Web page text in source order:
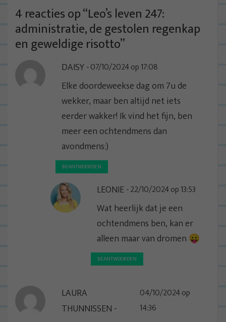
t
n
a
i
g
4 reacties op “Leo’s leven 247:
administratie, de gestolen regenkap
en geweldige risotto”
DAISY 07/10/2024 op 17:08
Elke doordeweekse dag om 7u de
wekker, maar ben altijd net iets
eerder wakker! Ik vind het fijn, ben
meer een ochtendmens dan
avondmens:)
BEANTWOORDEN
LEONIE 22/10/2024 op 13:53
Wat heerlijk dat je een
ochtendmens ben, kan er
alleen maar van dromen 😛
BEANTWOORDEN
LAURA
THUNNISSEN
04/10/2024 op
14:36